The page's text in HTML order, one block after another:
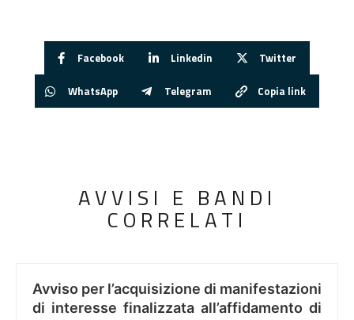
Facebook Linkedin Twitter
WhatsApp Telegram Copia link
AVVISI E BANDI
CORRELATI
Avviso per l’acquisizione di manifestazioni
di interesse finalizzata all’affidamento di